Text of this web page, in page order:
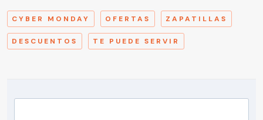
CYBER MONDAY OFERTAS ZAPATILLAS
DESCUENTOS TE PUEDE SERVIR